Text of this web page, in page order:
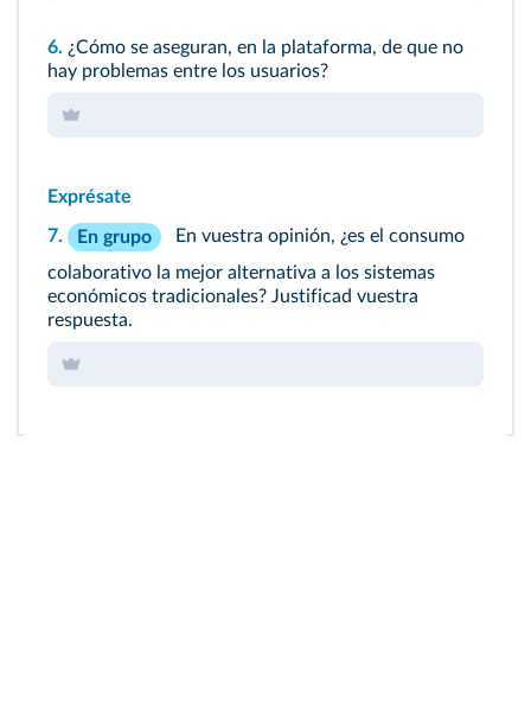
6. ¿Cómo se aseguran, en la plataforma, de que no
hay problemas entre los usuarios?
Exprésate
7. En grupo
En vuestra opinión, ¿es el consumo
colaborativo la mejor alternativa a los sistemas
económicos tradicionales? Justificad vuestra
respuesta.